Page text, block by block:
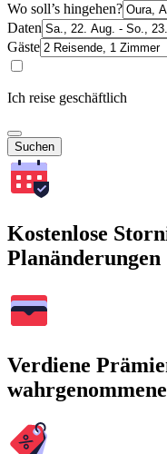
Wo soll’s hingehen?
Daten
Gäste
Ich reise geschäftlich
Suchen
Kostenlose
Planänderungen
Verdiene